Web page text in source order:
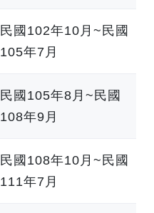
民國102年10月~民國
105年7月
民國105年8月~民國
108年9月
民國108年10月~民國
111年7月